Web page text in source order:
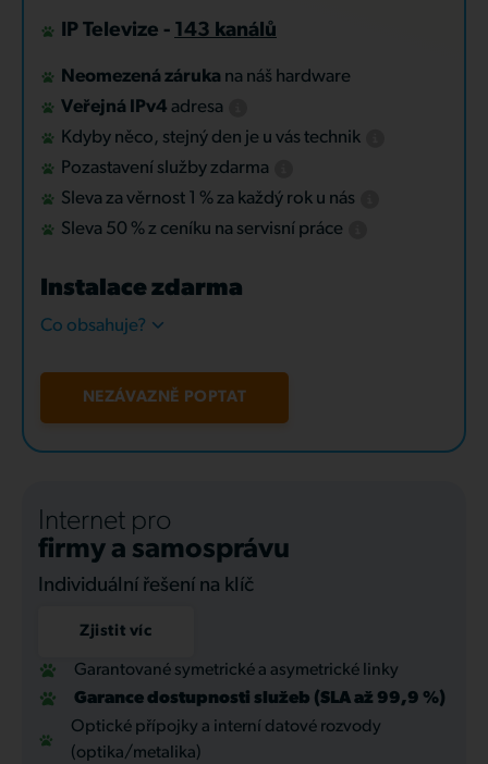
IP Televize - 143 kanálů
Neomezená záruka na náš hardware
Veřejná IPv4 adresa
Kdyby něco, stejný den je u vás technik
Pozastavení služby zdarma
Sleva za věrnost 1 % za každý rok u nás
Sleva 50 % z ceníku na servisní práce
Instalace zdarma
Co obsahuje?
NEZÁVAZNĚ POPTAT
Internet pro
firmy a samosprávu
Individuální řešení na klíč
Zjistit víc
Garantované symetrické a asymetrické linky
Garance dostupnosti služeb (SLA až 99,9 %)
Optické přípojky a interní datové rozvody
(optika/metalika)